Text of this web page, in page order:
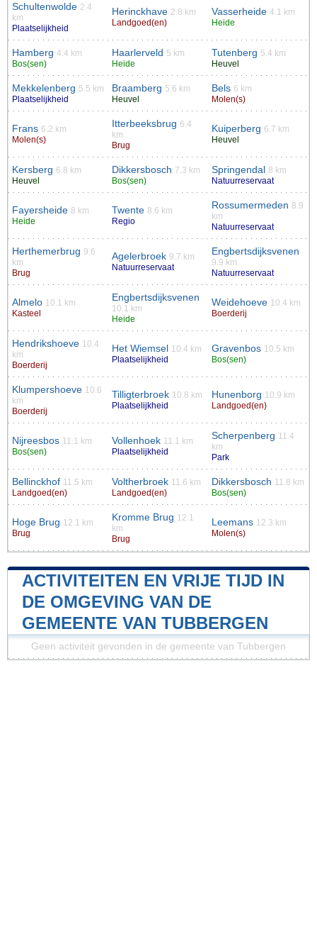
Schultenwolde 2.4
km
Plaatselijkheid
Herinckhave 2.8 km
Landgoed(en)
Vasserheide 4.1 km
Heide
Hamberg 4.4 km
Bos(sen)
Haarlerveld 5 km
Heide
Tutenberg 5.4 km
Heuvel
Mekkelenberg 5.5 km
Plaatselijkheid
Braamberg 5.6 km
Heuvel
Bels 6 km
Molen(s)
Frans 6.2 km
Molen(s)
Itterbeeksbrug 6.4
km
Brug
Kuiperberg 6.7 km
Heuvel
Kersberg 6.8 km
Heuvel
Dikkersbosch 7.3 km
Bos(sen)
Springendal
8 km
Natuurreservaat
Fayersheide 8 km
Heide
Twente 8.6 km
Regio
Rossumermeden 8.9
km
Natuurreservaat
Herthemerbrug 9.6
km
Brug
Agelerbroek 9.7 km
Natuurreservaat
Engbertsdijksvenen
9.9 km
Natuurreservaat
Almelo 10.1 km
Kasteel
Engbertsdijksvenen
10.1 km
Heide
Weidehoeve 10.4 km
Boerderij
Hendrikshoeve 10.4
km
Boerderij
Het Wiemsel
10.4 km
Plaatselijkheid
Gravenbos 10.5 km
Bos(sen)
Klumpershoeve 10.6
km
Boerderij
Tilligterbroek 10.8 km
Plaatselijkheid
Hunenborg 10.9 km
Landgoed(en)
Nijreesbos 11.1 km
Bos(sen)
Vollenhoek 11.1 km
Plaatselijkheid
Scherpenberg 11.4
km
Park
Bellinckhof 11.5 km
Landgoed(en)
Voltherbroek 11.6 km
Landgoed(en)
Dikkersbosch 11.8 km
Bos(sen)
Hoge Brug 12.1 km
Brug
Kromme Brug 12.1
km
Brug
Leemans 12.3 km
Molen(s)
ACTIVITEITEN EN VRIJE TIJD IN
DE OMGEVING VAN DE
GEMEENTE VAN TUBBERGEN
Geen activiteit gevonden in de gemeente van Tubbergen